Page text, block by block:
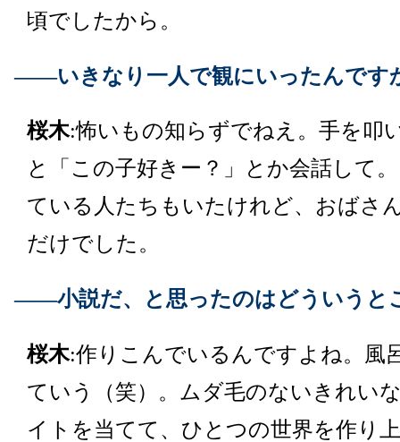
頃でしたから。
――いきなり一人で観にいったんです
桜木:怖いもの知らずでねえ。手を叩
と「この子好きー？」とか会話して
ている人たちもいたけれど、おばさ
だけでした。
――小説だ、と思ったのはどういうと
桜木:作りこんでいるんですよね。風
ていう（笑）。ムダ毛のないきれい
イトを当てて、ひとつの世界を作り